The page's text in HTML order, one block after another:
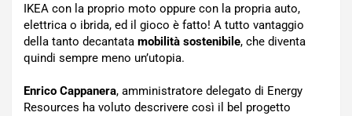
IKEA con la proprio moto oppure con la propria auto,
elettrica o ibrida, ed il gioco è fatto! A tutto vantaggio
della tanto decantata mobilità sostenibile, che diventa
quindi sempre meno un’utopia.
Enrico Cappanera, amministratore delegato di Energy
Resources ha voluto descrivere così il bel progetto